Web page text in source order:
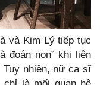
và Kim Lý tiếp tục
đoán non” khi liên
Tuy nhiên, nữ ca sĩ